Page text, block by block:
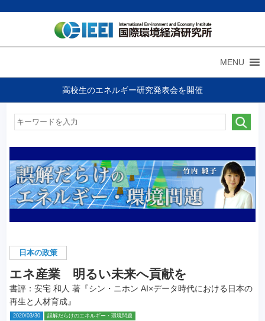
MENU
高校生のエネルギー研究発表会を開催
日本の政策
エネ産業 明るい未来へ貢献を
書評：安宅 和人 著『シン・ニホン AI×データ時代における日本の
再生と人材育成』
2020/03/30 誤解だらけのエネルギー・環境問題